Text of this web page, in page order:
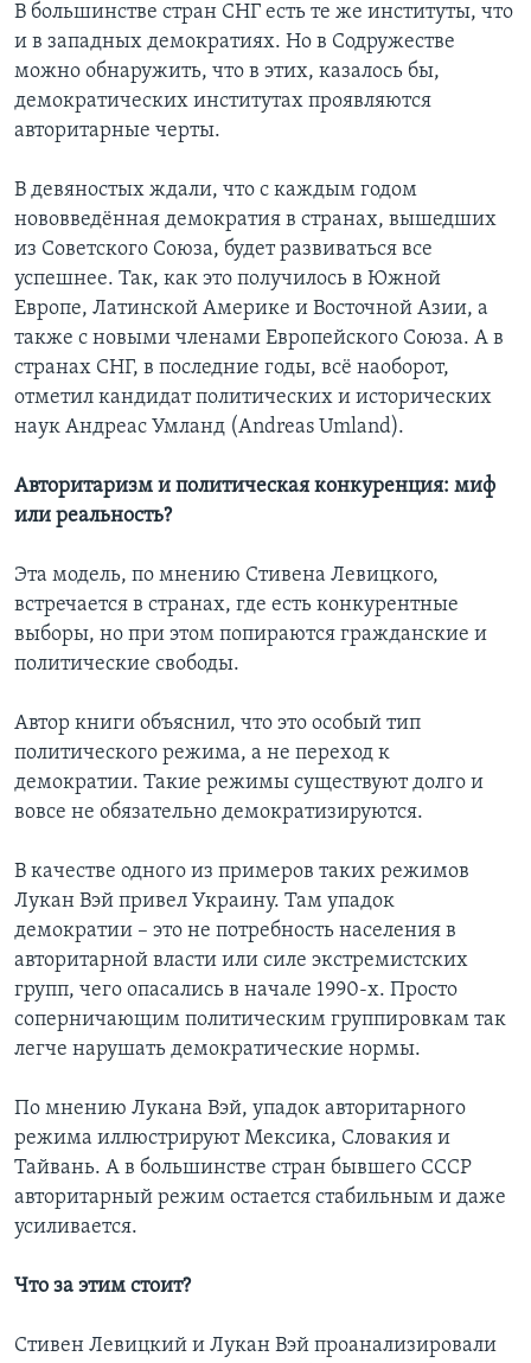
В большинстве стран СНГ есть те же институты, что
и в западных демократиях. Но в Содружестве
можно обнаружить, что в этих, казалось бы,
демократических институтах проявляются
авторитарные черты.
В девяностых ждали, что с каждым годом
нововведённая демократия в странах, вышедших
из Советского Союза, будет развиваться все
успешнее. Так, как это получилось в Южной
Европе, Латинской Америке и Восточной Азии, а
также с новыми членами Европейского Союза. А в
странах СНГ, в последние годы, всё наоборот,
отметил кандидат политических и исторических
наук Андреас Умланд (Andreas Umland).
Авторитаризм и политическая конкуренция: миф
или реальность?
Эта модель, по мнению Стивена Левицкого,
встречается в странах, где есть конкурентные
выборы, но при этом попираются гражданские и
политические свободы.
Автор книги объяснил, что это особый тип
политического режима, а не переход к
демократии. Такие режимы существуют долго и
вовсе не обязательно демократизируются.
В качестве одного из примеров таких режимов
Лукан Вэй привел Украину. Там упадок
демократии – это не потребность населения в
авторитарной власти или силе экстремистских
групп, чего опасались в начале 1990-х. Просто
соперничающим политическим группировкам так
легче нарушать демократические нормы.
По мнению Лукана Вэй, упадок авторитарного
режима иллюстрируют Мексика, Словакия и
Тайвань. А в большинстве стран бывшего СССР
авторитарный режим остается стабильным и даже
усиливается.
Что за этим стоит?
Стивен Левицкий и Лукан Вэй проанализировали